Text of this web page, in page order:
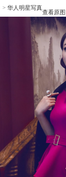
> 华人明星写真
查看原图